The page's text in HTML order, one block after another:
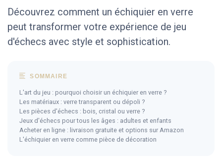
Découvrez comment un échiquier en verre
peut transformer votre expérience de jeu
d'échecs avec style et sophistication.
SOMMAIRE
L'art du jeu : pourquoi choisir un échiquier en verre ?
Les matériaux : verre transparent ou dépoli ?
Les pièces d'échecs : bois, cristal ou verre ?
Jeux d'échecs pour tous les âges : adultes et enfants
Acheter en ligne : livraison gratuite et options sur Amazon
L'échiquier en verre comme pièce de décoration